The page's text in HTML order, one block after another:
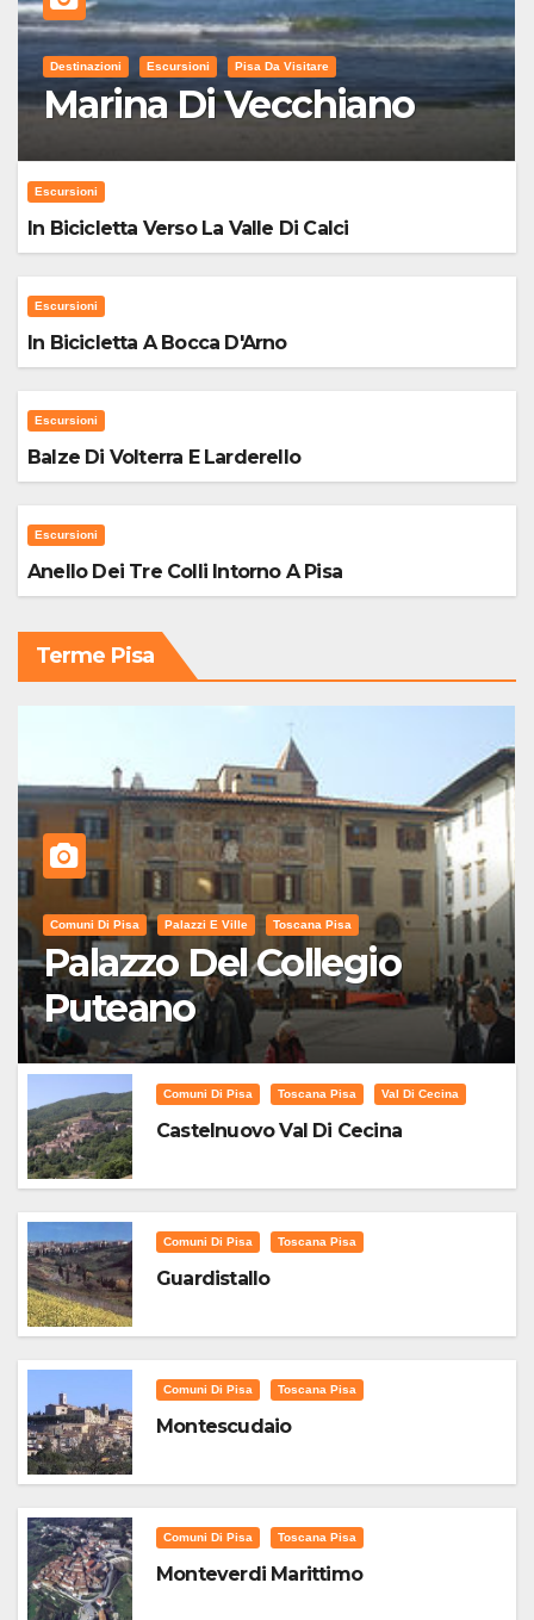
Destinazioni Escursioni Pisa Da Visitare
Marina Di Vecchiano
Escursioni
In Bicicletta Verso La Valle Di Calci
Escursioni
In Bicicletta A Bocca D'Arno
Escursioni
Balze Di Volterra E Larderello
Escursioni
Anello Dei Tre Colli Intorno A Pisa
Terme Pisa
Comuni Di Pisa Palazzi E Ville Toscana Pisa
Palazzo Del Collegio
Puteano
Comuni Di Pisa Toscana Pisa Val Di Cecina
Castelnuovo Val Di Cecina
Comuni Di Pisa Toscana Pisa
Guardistallo
Comuni Di Pisa Toscana Pisa
Montescudaio
Comuni Di Pisa Toscana Pisa
Monteverdi Marittimo